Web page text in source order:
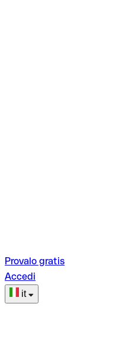
Provalo gratis
Accedi
it